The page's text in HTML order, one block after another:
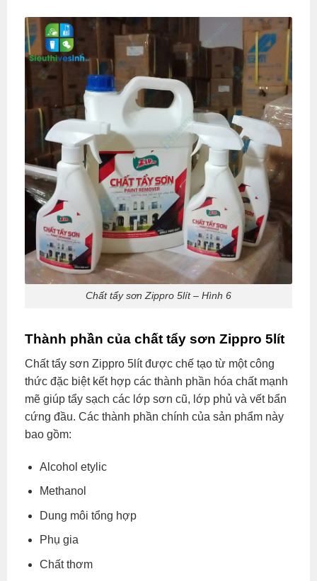
Chất tẩy sơn Zippro 5lít – Hình 6
Thành phần của chất tẩy sơn Zippro 5lít
Chất tẩy sơn Zippro 5lít được chế tạo từ một công
thức đặc biệt kết hợp các thành phần hóa chất mạnh
mẽ giúp tẩy sạch các lớp sơn cũ, lớp phủ và vết bẩn
cứng đầu. Các thành phần chính của sản phẩm này
bao gồm:
Alcohol etylic
Methanol
Dung môi tổng hợp
Phụ gia
Chất thơm